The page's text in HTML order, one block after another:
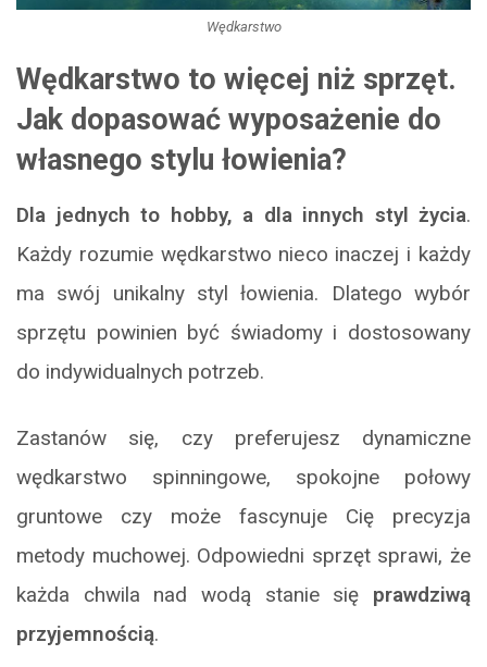
Wędkarstwo
Wędkarstwo to więcej niż sprzęt.
Jak dopasować wyposażenie do
własnego stylu łowienia?
Dla jednych to hobby, a dla innych styl życia.
Każdy rozumie wędkarstwo nieco inaczej i każdy
ma swój unikalny styl łowienia. Dlatego wybór
sprzętu powinien być świadomy i dostosowany
do indywidualnych potrzeb.
Zastanów się, czy preferujesz dynamiczne
wędkarstwo spinningowe, spokojne połowy
gruntowe czy może fascynuje Cię precyzja
metody muchowej. Odpowiedni sprzęt sprawi, że
każda chwila nad wodą stanie się prawdziwą
przyjemnością.